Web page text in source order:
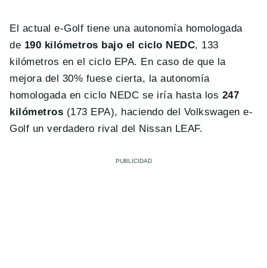
El actual e-Golf tiene una autonomía homologada
de 190 kilómetros bajo el ciclo NEDC, 133
kilómetros en el ciclo EPA. En caso de que la
mejora del 30% fuese cierta, la autonomía
homologada en ciclo NEDC se iría hasta los 247
kilómetros (173 EPA), haciendo del Volkswagen e-
Golf un verdadero rival del Nissan LEAF.